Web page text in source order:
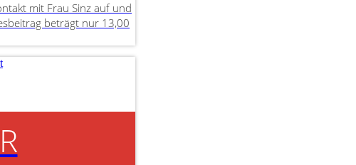
mit Frau Sinz auf und
beträgt nur 13,00